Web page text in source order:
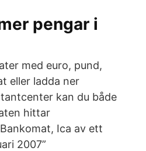
pengar i
med euro, pund,
eller ladda ner
kan du både
hittar
Ica av ett
2007”